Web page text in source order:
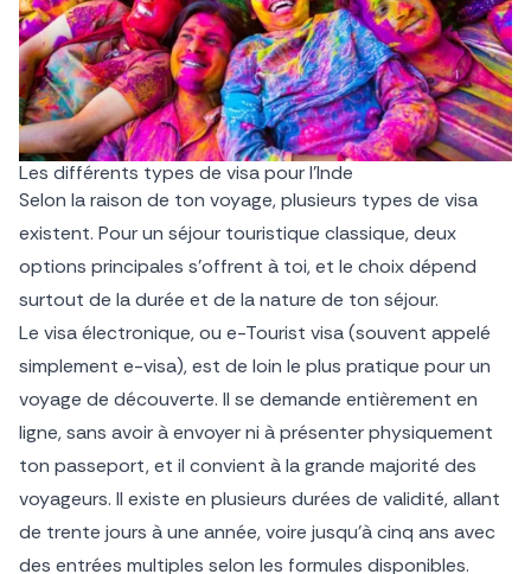
Les différents types de visa pour l’Inde
Selon la raison de ton voyage, plusieurs types de visa
existent. Pour un séjour touristique classique, deux
options principales s’offrent à toi, et le choix dépend
surtout de la durée et de la nature de ton séjour.
Le visa électronique, ou e-Tourist visa (souvent appelé
simplement e-visa), est de loin le plus pratique pour un
voyage de découverte. Il se demande entièrement en
ligne, sans avoir à envoyer ni à présenter physiquement
ton passeport, et il convient à la grande majorité des
voyageurs. Il existe en plusieurs durées de validité, allant
de trente jours à une année, voire jusqu’à cinq ans avec
des entrées multiples selon les formules disponibles.